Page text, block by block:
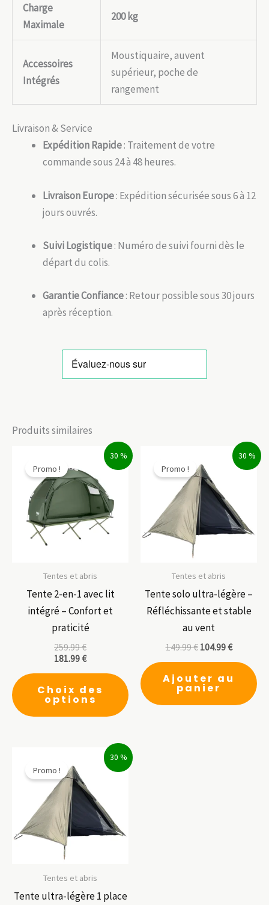
Charge
Maximale
200 kg
Accessoires
Intégrés
Moustiquaire, auvent
supérieur, poche de
rangement
Livraison & Service
Expédition Rapide: Traitement de votre
commande sous 24 à 48 heures.
Livraison Europe: Expédition sécurisée sous 6 à 12
jours ouvrés.
Suivi Logistique: Numéro de suivi fourni dès le
départ du colis.
Garantie Confiance: Retour possible sous 30 jours
après réception.
Produits similaires
30 %
Promo !
Tentes et abris
Tente 2-en-1 avec lit
intégré – Confort et
praticité
259.99€
181.99€
Choix des
options
produit
variations.
Les
30 %
Promo !
Tentes et abris
Tente solo ultra-légère –
Réfléchissante et stable
au vent
149.99€ 104.99€
Ajouter au
panier
30 %
Promo !
Tentes et abris
Tente ultra-légère 1 place